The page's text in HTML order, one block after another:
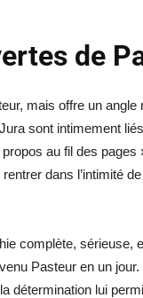
de
mais offre un
sont intimement
au fil des pages
dans l’intimité
complète, sérieuse,
Pasteur en un
détermination lui